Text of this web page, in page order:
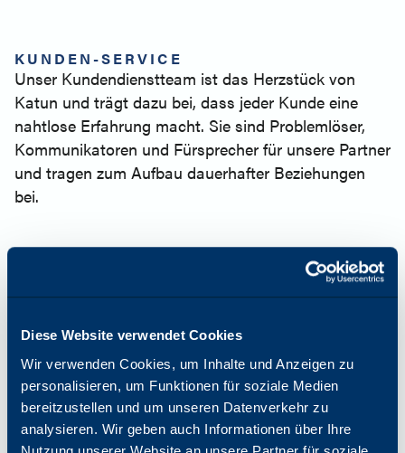
Diese Website verwendet Cookies
Wir verwenden Cookies, um Inhalte und Anzeigen zu
personalisieren, um Funktionen für soziale Medien
bereitzustellen und um unseren Datenverkehr zu
analysieren. Wir geben auch Informationen über Ihre
KUNDEN-SERVICE
Unser Kundendienstteam ist das Herzstück von
Katun und trägt dazu bei, dass jeder Kunde eine
nahtlose Erfahrung macht. Sie sind Problemlöser,
Kommunikatoren und Fürsprecher für unsere Partner
und tragen zum Aufbau dauerhafter Beziehungen
bei.
von Produkten, der Verwaltung von Beständen und
der Sicherstellung einer korrekten Abwicklung. Unser
Team arbeitet hinter den Kulissen, um
sicherzustellen, dass unsere Produkte unsere
Kunden ohne Verzögerung erreichen.